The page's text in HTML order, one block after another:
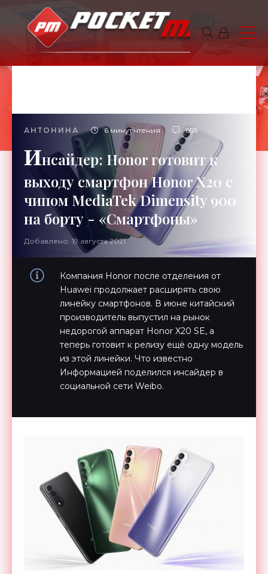
АНТОНИНА 6 минут чтения 658
Инсайдер: Honor готовит к
выходу смартфон Honor X20 с
чипом MediaTek Dimensity 900
на борту - «Смартфоны»
Добавлено: 19 августа 2021
Компания Honor после отделения от
Huawei продолжает расширять свою
линейку смартфонов. В июне китайский
производитель выпустил на рынок
недорогой аппарат Honor X20 SE, а
теперь готовит к релизу ещё одну модель
из этой линейки. Что известно
Информацией поделился инсайдер в
социальной сети Weibo.